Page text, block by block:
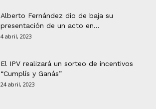
Alberto Fernández dio de baja su
presentación de un acto en...
4 abril, 2023
El IPV realizará un sorteo de incentivos
“Cumplís y Ganás”
24 abril, 2023